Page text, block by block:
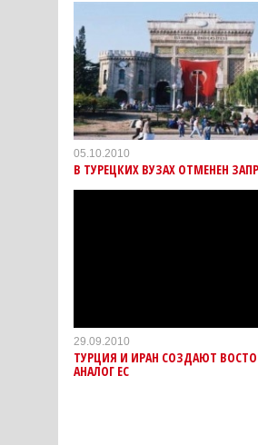
05.10.2010
В ТУРЕЦКИХ ВУЗАХ ОТМЕНЕН
29.09.2010
ТУРЦИЯ И ИРАН СОЗДАЮТ
АНАЛОГ ЕС